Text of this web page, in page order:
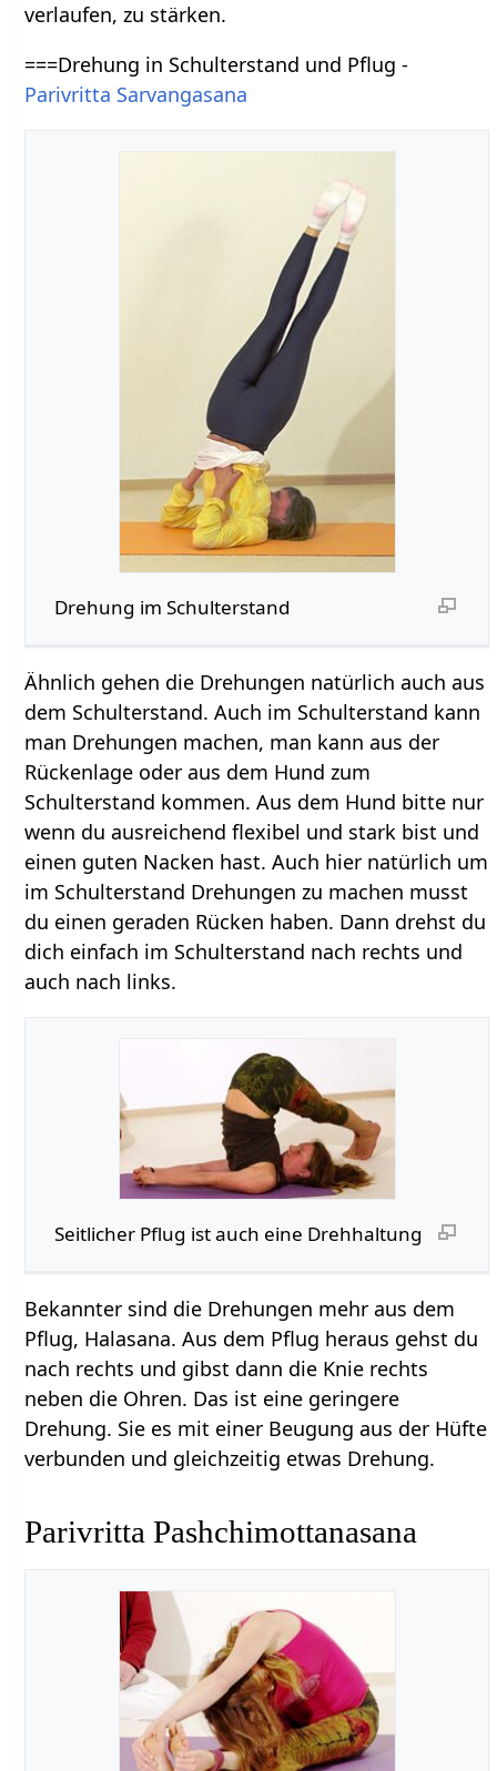
verlaufen, zu stärken.
===Drehung in Schulterstand und Pflug -
Parivritta Sarvangasana
Drehung im Schulterstand
Ähnlich gehen die Drehungen natürlich auch aus
dem Schulterstand. Auch im Schulterstand kann
man Drehungen machen, man kann aus der
Rückenlage oder aus dem Hund zum
Schulterstand kommen. Aus dem Hund bitte nur
wenn du ausreichend flexibel und stark bist und
einen guten Nacken hast. Auch hier natürlich um
im Schulterstand Drehungen zu machen musst
du einen geraden Rücken haben. Dann drehst du
dich einfach im Schulterstand nach rechts und
auch nach links.
Seitlicher Pflug ist auch eine Drehhaltung
Bekannter sind die Drehungen mehr aus dem
Pflug, Halasana. Aus dem Pflug heraus gehst du
nach rechts und gibst dann die Knie rechts
neben die Ohren. Das ist eine geringere
Drehung. Sie es mit einer Beugung aus der Hüfte
verbunden und gleichzeitig etwas Drehung.
Parivritta Pashchimottanasana